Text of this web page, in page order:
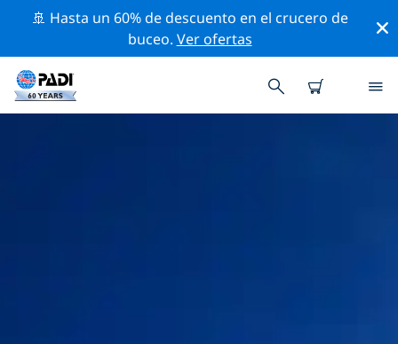
🚢 Hasta un 60% de descuento en el crucero de
buceo. Ver ofertas